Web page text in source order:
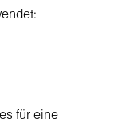
für eine